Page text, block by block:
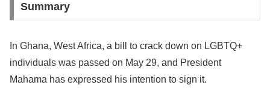
Summary
In Ghana, West Africa, a bill to crack down on LGBTQ+
individuals was passed on May 29, and President
Mahama has expressed his intention to sign it.